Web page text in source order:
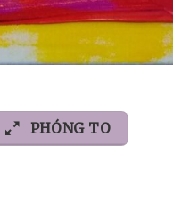
PHÓNG TO